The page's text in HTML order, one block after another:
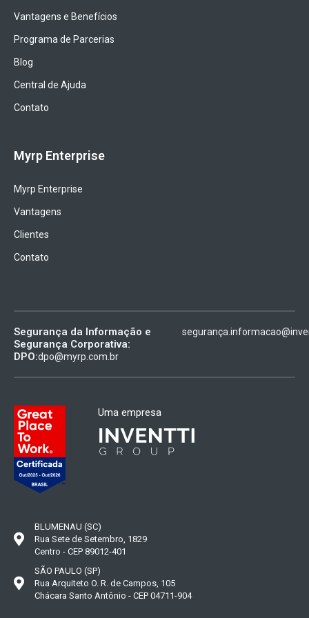
Vantagens e Benefícios
Programa de Parcerias
Blog
Central de Ajuda
Contato
Myrp Enterprise
Myrp Enterprise
Vantagens
Clientes
Contato
Segurança da Informação e
Segurança Corporativa:
DPO:dpo@myrp.com.br
Uma empresa
BLUMENAU (SC)
Rua Sete de Setembro, 1829
Centro - CEP 89012-401
SÃO PAULO (SP)
Rua Arquiteto O. R. de Campos, 105
Chácara Santo Antônio - CEP 04711-904